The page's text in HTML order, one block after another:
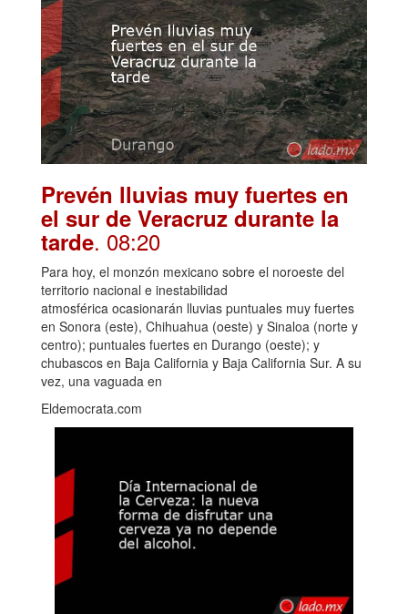
Prevén lluvias muy fuertes en
el sur de Veracruz durante la
tarde. 08:20
Para hoy, el monzón mexicano sobre el noroeste del
territorio nacional e inestabilidad
atmosférica ocasionarán lluvias puntuales muy fuertes
en Sonora (este), Chihuahua (oeste) y Sinaloa (norte y
centro); puntuales fuertes en Durango (oeste); y
chubascos en Baja California y Baja California Sur. A su
vez, una vaguada en
Eldemocrata.com